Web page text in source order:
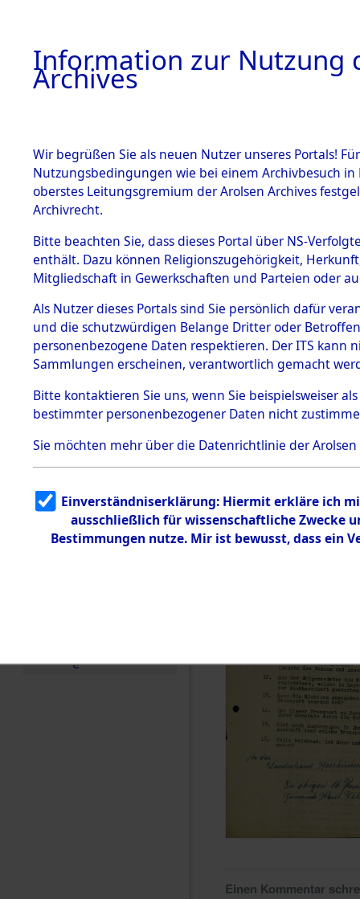
BESTÄNDE
1.
mente
5. Verschiedenes
5.3
Todesmärsche
5.3.1 Alliierte
Erhebungen
zu
Todesmärsch
en
5.3.2
g
5.3.3
Todesmärsch
e
von
Toter aus
Ort ihrer
0001
Einen Kommentar
Information zur Nutzung
Archives
Wir begrüßen Sie als neuen Nutzer unseres Portals!
Nutzungsbedingungen wie bei einem Archivbesuch
oberstes Leitungsgremium der Arolsen Archives
Archivrecht.
Bitte beachten Sie, dass dieses Portal über NS-
enthält. Dazu können Religionszugehörigkeit,
Mitgliedschaft in Gewerkschaften und Parteien oder
Als Nutzer dieses Portals sind Sie persönlich dafür
und die schutzwürdigen Belange Dritter oder
personenbezogene Daten respektieren. Der ITS
Sammlungen erscheinen, verantwortlich gemacht
Bitte kontaktieren Sie uns, wenn Sie beispielsweiser
bestimmter personenbezogener Daten nicht
Sie möchten mehr über die Datenrichtlinie der Arolsen
Einverständniserklärung: Hiermit erkläre ich
ausschließlich für wissenschaftliche Zwecke
Bestimmungen nutze. Mir ist bewusst, dass ein